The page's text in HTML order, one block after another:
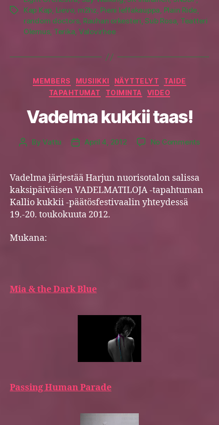
TagsKap Kap, Lievo, m2hz, Pieni leffakauppa, Plain Ride,
random doctors, Rauhan orkesteri,Sub Rosa, Teatteri
Olemus, Terika, Valovirhee
Categories
MEMBERS MUSIIKKI NÄYTTELYT
TAIDE
TAPAHTUMAT
TOIMINTA VIDEO
Vadelma kukkii taas!
PostByVattu
PostApril 4, 2012 No Commentson
Vadelma järjestää Harjun nuorisotalon salissa
kaksipäiväisen VADELMATILOJA -tapahtuman
Kallio kukkii -päätösfestivaalin yhteydessä
19.-20. toukokuuta 2012.
Mukana:
Mia & the Dark Blue
Passing Human Parade